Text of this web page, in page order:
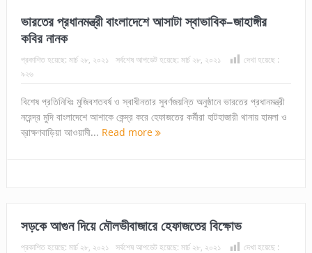
ভারতের প্রধানমন্ত্রী বাংলাদেশে আসাটা স্বাভাবিক–জাহাঙ্গীর
কবির নানক
প্রকাশিত হয়েছে: মার্চ ২৮, ২০২১ সর্বশেষ আপডেট হয়েছে: মার্চ ২৮, ২০২১
দেখা হয়েছে :
৯২৬
বিশেষ প্রতিনিধিঃ মুজিবশতবর্ষ ও স্বাধীনতার সুবর্ণজয়ন্তি অনুষ্ঠানে ভারতের প্রধানমন্ত্রী
নরেন্দ্র মুদি বাংলাদেশে আশাকে কেন্দ্র করে হেফাজতের কর্মীরা হাটহাজারী থানায় হামলা ও
ব্রাক্ষণবাড়িয়া আওয়ামী... Read more
সড়কে আগুন দিয়ে মৌলভীবাজারে হেফাজতের বিক্ষোভ
প্রকাশিত হয়েছে: মার্চ ২৮, ২০২১ সর্বশেষ আপডেট হয়েছে: মার্চ ২৮, ২০২১
দেখা হয়েছে :